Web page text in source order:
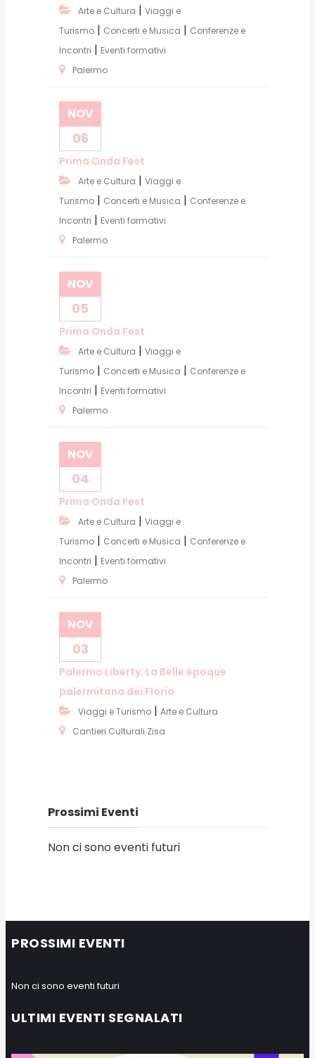
Arte e Cultura | Viaggi e
Turismo | Concerti e Musica | Conferenze e
Incontri | Eventi formativi
Palermo
NOV
06
Prima Onda Fest
Arte e Cultura | Viaggi e
Turismo | Concerti e Musica | Conferenze e
Incontri | Eventi formativi
Palermo
NOV
05
Prima Onda Fest
Arte e Cultura | Viaggi e
Turismo | Concerti e Musica | Conferenze e
Incontri | Eventi formativi
Palermo
NOV
04
Prima Onda Fest
Arte e Cultura | Viaggi e
Turismo | Concerti e Musica | Conferenze e
Incontri | Eventi formativi
Palermo
NOV
03
Palermo Liberty. La Belle époque
palermitana dei Florio
Viaggi e Turismo | Arte e Cultura
Cantieri Culturali Zisa
Prossimi Eventi
Non ci sono eventi futuri
PROSSIMI EVENTI
Non ci sono eventi futuri
ULTIMI EVENTI SEGNALATI